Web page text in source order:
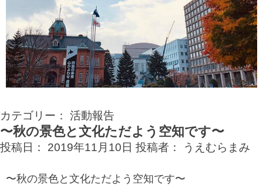
カテゴリー： 活動報告
〜秋の景色と文化ただよう空知です〜
投稿日： 2019年11月10日 投稿者： うえむらまみ
〜秋の景色と文化ただよう空知です〜